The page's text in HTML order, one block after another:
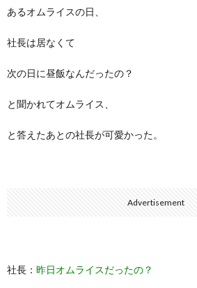
あるオムライスの日、
社長は居なくて
次の日に昼飯なんだったの？
と聞かれてオムライス、
と答えたあとの社長が可愛かった。
Advertisement
社長： 昨日オムライスだったの？